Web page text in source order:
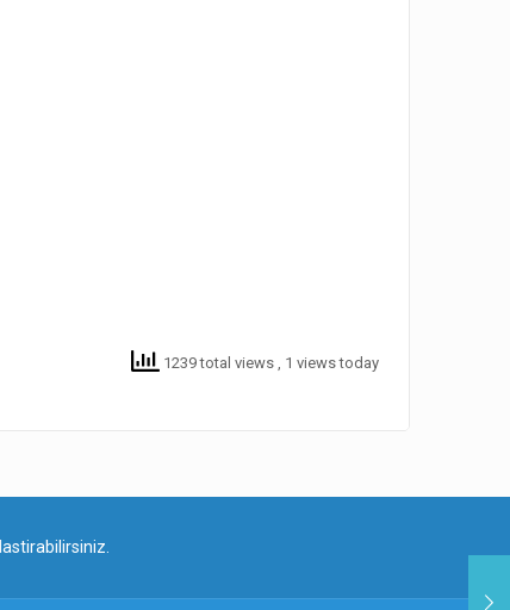
1239 total views , 1 views today